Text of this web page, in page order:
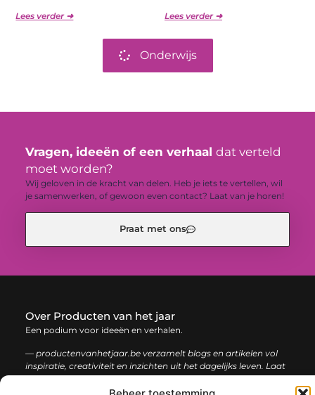
Lees verder ➜ Lees verder ➜
Onderwijs
Vragen, ideeën of een verhaal dat verteld
moet worden?
Wij geloven in de kracht van delen. Heb je iets te vertellen, wil
je samenwerken, of gewoon even contact? Laat van je horen!
Praat met ons
Over Producten van het jaar
Een podium voor ideeën en verhalen.
— productenvanhetjaar.be verzamelt blogs en artikelen vol
inspiratie, creativiteit en inzichten uit het dagelijks leven. Laat
je verrassen door uiteenlopende content.